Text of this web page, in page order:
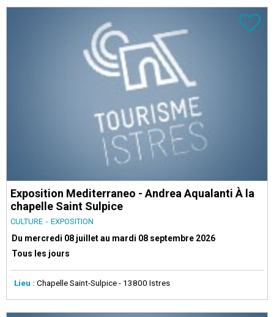
Exposition Mediterraneo - Andrea Aqualanti À la
chapelle Saint Sulpice
CULTURE EXPOSITION
Du mercredi 08 juillet au mardi 08 septembre 2026
Tous les jours
Lieu : Chapelle Saint-Sulpice- 13800 Istres